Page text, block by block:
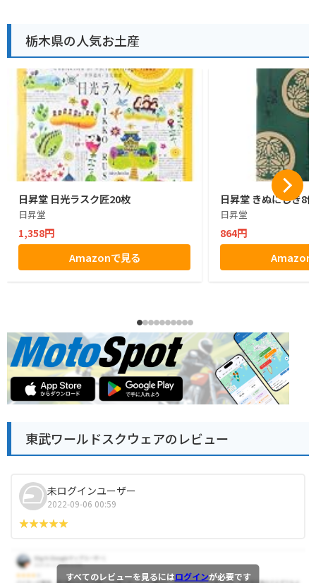
栃木県の人気お土産
日昇堂 日光ラスク匠20枚
日昇堂
1,358円
Amazonで見る
日昇堂 きぬにしき8個
日昇堂
864円
Amazon
東武ワールドスクウェアのレビュー
未ログインユーザー
2022-09-06 00:59
すべてのレビューを見るにはログインが必要です